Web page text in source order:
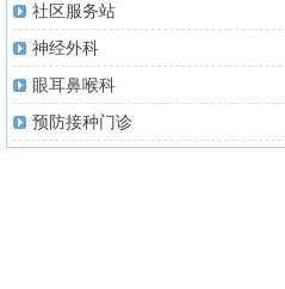
社区服务站
神经外科
眼耳鼻喉科
预防接种门诊